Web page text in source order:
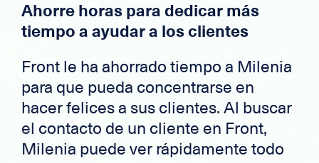
Ahorre horas para dedicar más
tiempo a ayudar a los clientes
Front le ha ahorrado tiempo a Milenia
para que pueda concentrarse en
hacer felices a sus clientes. Al buscar
el contacto de un cliente en Front,
Milenia puede ver rápidamente todo